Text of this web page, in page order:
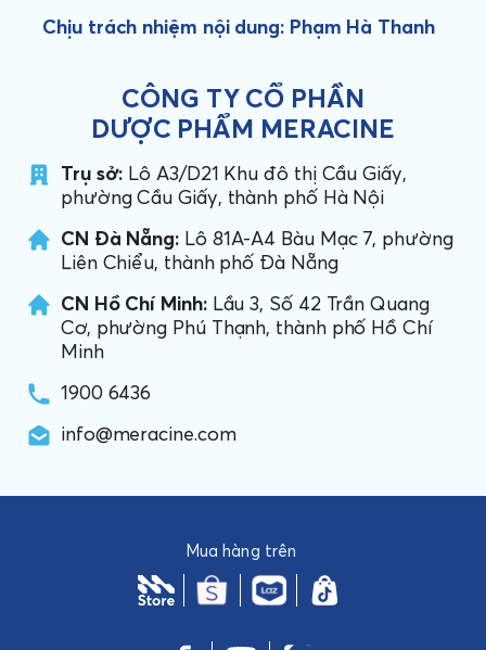
Chịu trách nhiệm nội dung: Phạm Hà Thanh
CÔNG TY CỔ PHẦN
DƯỢC PHẨM MERACINE
Trụ sở: Lô A3/D21 Khu đô thị Cầu Giấy,
phường Cầu Giấy, thành phố Hà Nội
CN Đà Nẵng: Lô 81A-A4 Bàu Mạc 7, phường
Liên Chiểu, thành phố Đà Nẵng
CN Hồ Chí Minh:Lầu 3, Số 42 Trần Quang
Cơ, phường Phú Thạnh, thành phố Hồ Chí
Minh
1900 6436
info@meracine.com
Mua hàng trên